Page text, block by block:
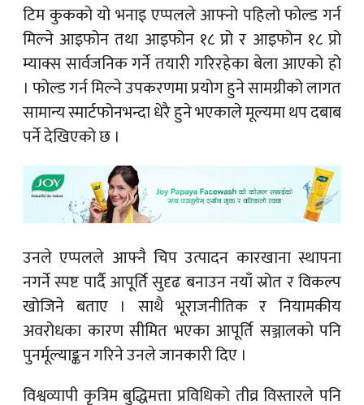
टिम कुकको यो भनाइ एप्पलले आफ्नो पहिलो फोल्ड गर्न
मिल्ने आइफोन तथा आइफोन १८ प्रो र आइफोन १८ प्रो
म्याक्स सार्वजनिक गर्ने तयारी गरिरहेका बेला आएको हो
। फोल्ड गर्न मिल्ने उपकरणमा प्रयोग हुने सामग्रीको लागत
सामान्य स्मार्टफोनभन्दा धेरै हुने भएकाले मूल्यमा थप दबाब
पर्ने देखिएको छ ।
उनले एप्पलले आफ्नै चिप उत्पादन कारखाना स्थापना
नगर्ने स्पष्ट पार्दै आपूर्ति सुदृढ बनाउन नयाँ स्रोत र विकल्प
खोजिने बताए । साथै भूराजनीतिक र नियामकीय
अवरोधका कारण सीमित भएका आपूर्ति सञ्जालको पनि
पुनर्मूल्याङ्कन गरिने उनले जानकारी दिए ।
विश्वव्यापी कृत्रिम बुद्धिमत्ता प्रविधिको तीव्र विस्तारले पनि